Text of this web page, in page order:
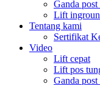
Ganda
Lift
Tentang kami
Sertifikat
Video
Lift cepat
Lift pos
Ganda